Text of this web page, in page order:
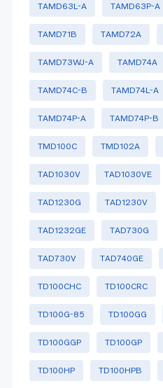
TAMD63L-A TAMD63P-A
TAMD71B TAMD72A
TAMD73WJ-A TAMD74A
TAMD74C-B TAMD74L-A
TAMD74P-A TAMD74P-B
TMD100C TMD102A
TAD1030V TAD1030VE
TAD1230G TAD1230V
TAD1232GE TAD730G
TAD730V TAD740GE
TD100CHC TD100CRC
TD100G-85 TD100GG
TD100GGP TD100GP
TD100HP TD100HPB